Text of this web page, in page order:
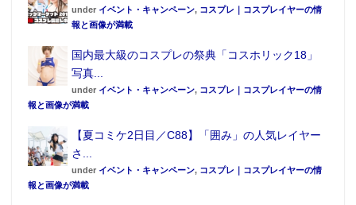
under イベント・キャンペーン, コスプレ｜コスプレイヤーの情
報と画像が満載
国内最大級のコスプレの祭典「コスホリック18」
写真...
under イベント・キャンペーン, コスプレ｜コスプレイヤーの情
報と画像が満載
【夏コミケ2日目／C88】「囲み」の人気レイヤー
さ...
under イベント・キャンペーン, コスプレ｜コスプレイヤーの情
報と画像が満載